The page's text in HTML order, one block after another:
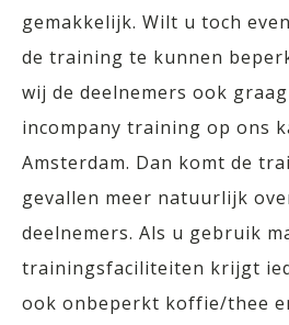
gemakkelijk. Wilt u toch
de training te kunnen
wij de deelnemers ook
incompany training op ons
Amsterdam. Dan komt de
gevallen meer natuurlijk
deelnemers. Als u gebruik
trainingsfaciliteiten krijgt
ook onbeperkt koffie/thee